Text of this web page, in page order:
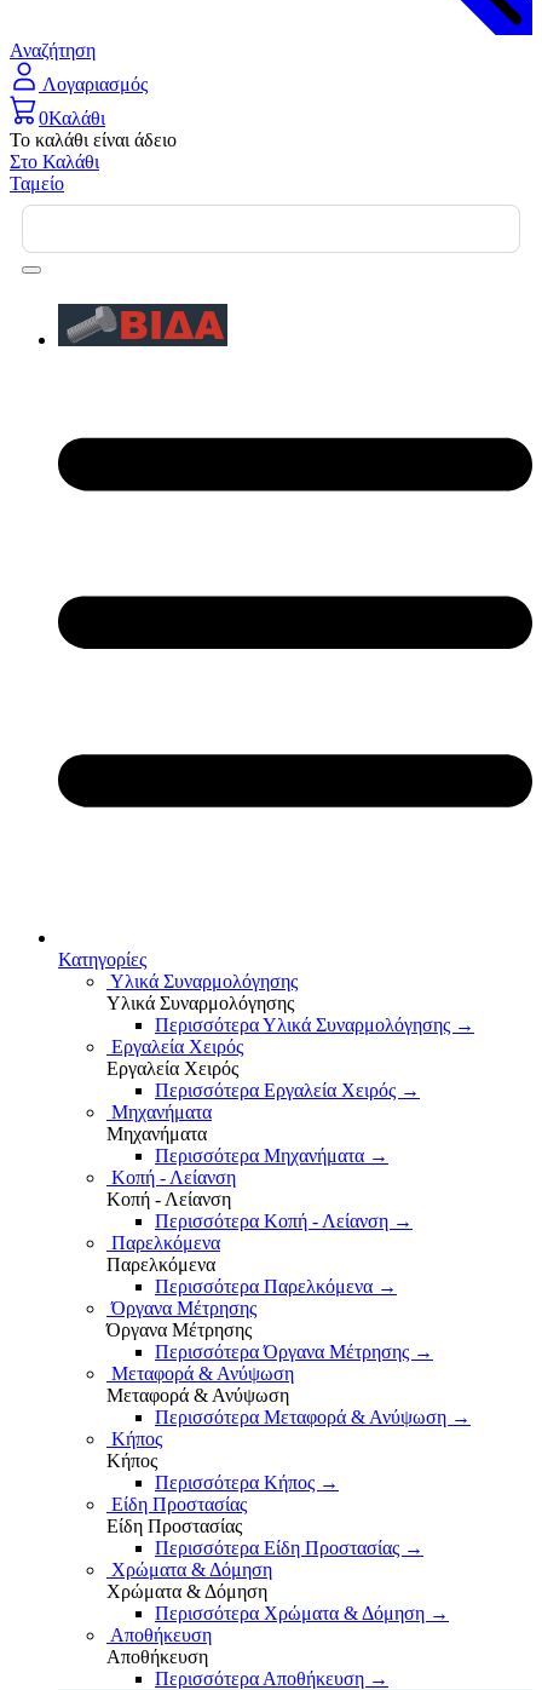
Αναζήτηση
Λογαριασμός
0Καλάθι
Το καλάθι είναι άδειο
Στο Καλάθι
Ταμείο
Κατηγορίες
Υλικά Συναρμολόγησης
Υλικά Συναρμολόγησης
Περισσότερα Υλικά Συναρμολόγησης →
Εργαλεία Χειρός
Εργαλεία Χειρός
Περισσότερα Εργαλεία Χειρός →
Μηχανήματα
Μηχανήματα
Περισσότερα Μηχανήματα →
Κοπή - Λείανση
Κοπή - Λείανση
Περισσότερα Κοπή - Λείανση →
Παρελκόμενα
Παρελκόμενα
Περισσότερα Παρελκόμενα →
Όργανα Μέτρησης
Όργανα Μέτρησης
Περισσότερα Όργανα Μέτρησης →
Μεταφορά & Ανύψωση
Μεταφορά & Ανύψωση
Περισσότερα Μεταφορά & Ανύψωση →
Κήπος
Κήπος
Περισσότερα Κήπος →
Είδη Προστασίας
Είδη Προστασίας
Περισσότερα Είδη Προστασίας →
Χρώματα & Δόμηση
Χρώματα & Δόμηση
Περισσότερα Χρώματα & Δόμηση →
Αποθήκευση
Αποθήκευση
Περισσότερα Αποθήκευση →